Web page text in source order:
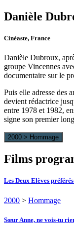
Danièle
Cinéaste, France
Danièle Dubroux,
groupe Vincennes
documentaire sur le
Puis elle adresse des
devient rédactrice
entre 1978 et 1982,
signe son premier
2000 > Hommage
Films
Les Deux Elèves
2000 > Hommage
Sœur Anne, ne vois-tu